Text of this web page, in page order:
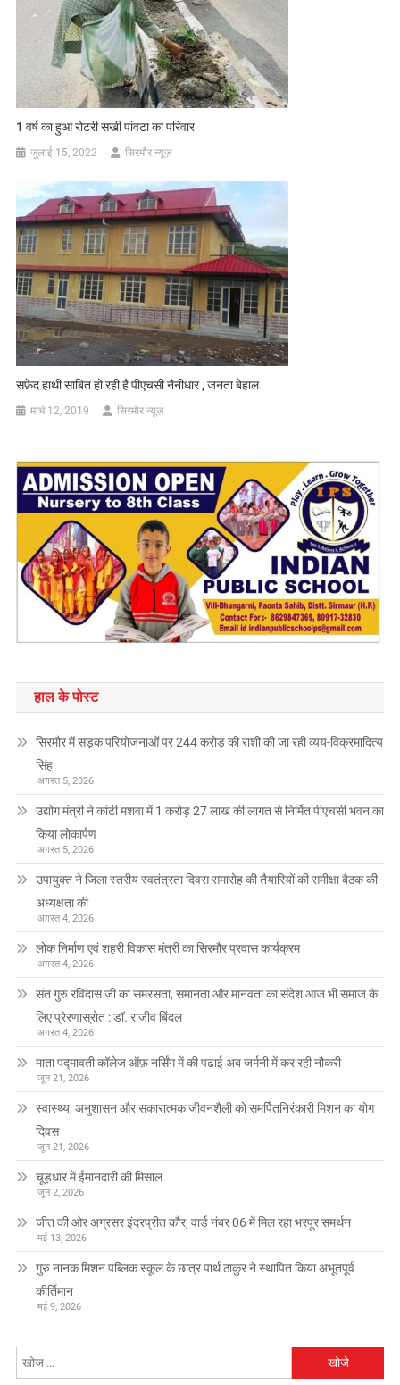
1 वर्ष का हुआ रोटरी सखी पांवटा का परिवार
जुलाई 15, 2022 सिरमौर न्यूज़
सफ़ेद हाथी साबित हो रही है पीएचसी नैनीधार , जनता बेहाल
मार्च 12, 2019 सिरमौर न्यूज़
हाल के पोस्ट
सिरमौर में सड़क परियोजनाओं पर 244 करोड़ की राशी की जा रही व्यय-विक्रमादित्य
सिंह
अगस्त 5, 2026
उद्योग मंत्री ने कांटी मशवा में 1 करोड़ 27 लाख की लागत से निर्मित पीएचसी भवन का
किया लोकार्पण
अगस्त 5, 2026
उपायुक्त ने जिला स्तरीय स्वतंत्रता दिवस समारोह की तैयारियों की समीक्षा बैठक की
अध्यक्षता की
अगस्त 4, 2026
लोक निर्माण एवं शहरी विकास मंत्री का सिरमौर प्रवास कार्यक्रम
अगस्त 4, 2026
संत गुरु रविदास जी का समरसता, समानता और मानवता का संदेश आज भी समाज के
लिए प्रेरणास्रोत : डॉ. राजीव बिंदल
अगस्त 4, 2026
माता पद्मावती कॉलेज ऑफ़ नर्सिंग में की पढाई अब जर्मनी में कर रही नौकरी
जून 21, 2026
स्वास्थ्य, अनुशासन और सकारात्मक जीवनशैली को समर्पितनिरंकारी मिशन का योग
दिवस
जून 21, 2026
चूड़धार में ईमानदारी की मिसाल
जून 2, 2026
जीत की ओर अग्रसर इंदरप्रीत कौर, वार्ड नंबर 06 में मिल रहा भरपूर समर्थन
मई 13, 2026
गुरु नानक मिशन पब्लिक स्कूल के छात्र पार्थ ठाकुर ने स्थापित किया अभूतपूर्व
कीर्तिमान
मई 9, 2026
को